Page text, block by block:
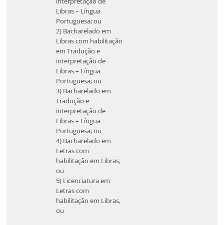
Libras – Língua
Portuguesa; ou
2) Bacharelado em
Libras com habilitação
em Tradução e
interpretação de
Libras – Língua
Portuguesa; ou
3) Bacharelado em
Tradução e
interpretação de
Libras – Língua
Portuguesa; ou
4) Bacharelado em
Letras com
habilitação em Libras,
ou
5) Licenciatura em
Letras com
habilitação em Libras,
ou